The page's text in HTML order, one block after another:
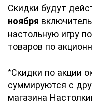
Скидки будут
ноября
настольную игру
товаров по
*Скидки по акции
суммируются с
магазина